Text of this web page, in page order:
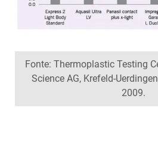
Fonte: Thermoplastic Testing
Science AG, Krefeld-
2009.